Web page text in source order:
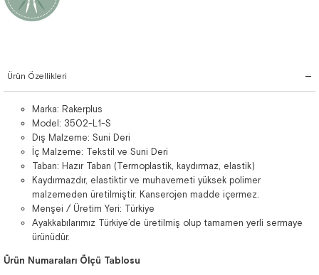
Ürün Özellikleri
Marka: Rakerplus
Model: 3502-L1-S
Dış Malzeme: Suni Deri
İç Malzeme: Tekstil ve Suni Deri
Taban: Hazır Taban (Termoplastik, kaydırmaz, elastik)
Kaydırmazdır, elastiktir ve muhavemeti yüksek polimer
malzemeden üretilmiştir. Kanserojen madde içermez.
Menşei / Üretim Yeri: Türkiye
Ayakkabılarımız Türkiye’de üretilmiş olup tamamen yerli sermaye
ürünüdür.
Ürün Numaraları Ölçü Tablosu